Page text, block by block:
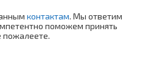
контактам. Мы ответим
поможем принять
пожалеете.